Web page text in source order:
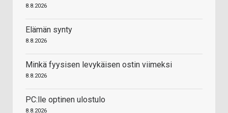
8.8.2026
Elämän synty
8.8.2026
Minkä fyysisen levykäisen ostin viimeksi
8.8.2026
PC:lle optinen ulostulo
8.8.2026